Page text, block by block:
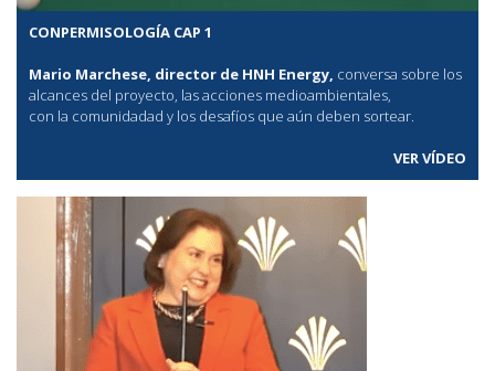
CONPERMISOLOGÍA CAP 1
Mario Marchese, director de HNH Energy, conversa sobre los
alcances del proyecto, las acciones medioambientales,
con la comunidadad y los desafíos que aún deben sortear.
VER VÍDEO